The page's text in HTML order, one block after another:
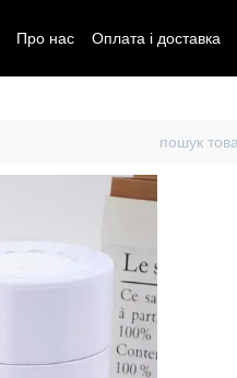
Про нас Оплата і доставка